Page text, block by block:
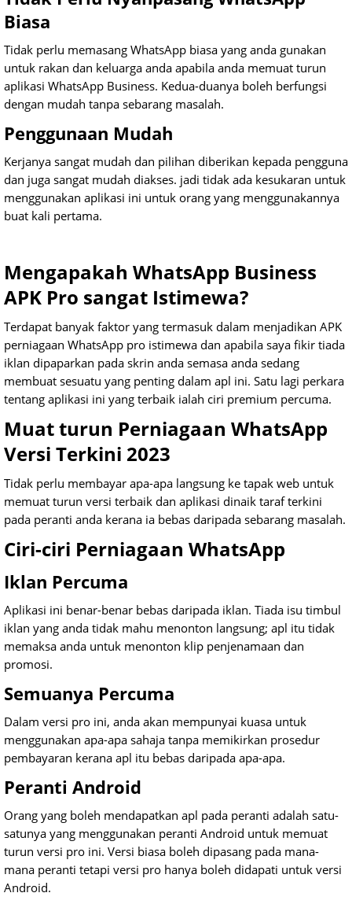
Biasa
Tidak perlu memasang WhatsApp biasa yang anda gunakan
untuk rakan dan keluarga anda apabila anda memuat turun
aplikasi WhatsApp Business. Kedua-duanya boleh berfungsi
dengan mudah tanpa sebarang masalah.
Penggunaan Mudah
Kerjanya sangat mudah dan pilihan diberikan kepada pengguna
dan juga sangat mudah diakses. jadi tidak ada kesukaran untuk
menggunakan aplikasi ini untuk orang yang menggunakannya
buat kali pertama.
Mengapakah WhatsApp Business
APK Pro sangat Istimewa?
Terdapat banyak faktor yang termasuk dalam menjadikan APK
perniagaan WhatsApp pro istimewa dan apabila saya fikir tiada
iklan dipaparkan pada skrin anda semasa anda sedang
membuat sesuatu yang penting dalam apl ini. Satu lagi perkara
tentang aplikasi ini yang terbaik ialah ciri premium percuma.
Muat turun Perniagaan WhatsApp
Versi Terkini 2023
Tidak perlu membayar apa-apa langsung ke tapak web untuk
memuat turun versi terbaik dan aplikasi dinaik taraf terkini
pada peranti anda kerana ia bebas daripada sebarang masalah.
Ciri-ciri Perniagaan WhatsApp
Iklan Percuma
Aplikasi ini benar-benar bebas daripada iklan. Tiada isu timbul
iklan yang anda tidak mahu menonton langsung; apl itu tidak
memaksa anda untuk menonton klip penjenamaan dan
promosi.
Semuanya Percuma
Dalam versi pro ini, anda akan mempunyai kuasa untuk
menggunakan apa-apa sahaja tanpa memikirkan prosedur
pembayaran kerana apl itu bebas daripada apa-apa.
Peranti Android
Orang yang boleh mendapatkan apl pada peranti adalah satu-
satunya yang menggunakan peranti Android untuk memuat
turun versi pro ini. Versi biasa boleh dipasang pada mana-
mana peranti tetapi versi pro hanya boleh didapati untuk versi
Android.